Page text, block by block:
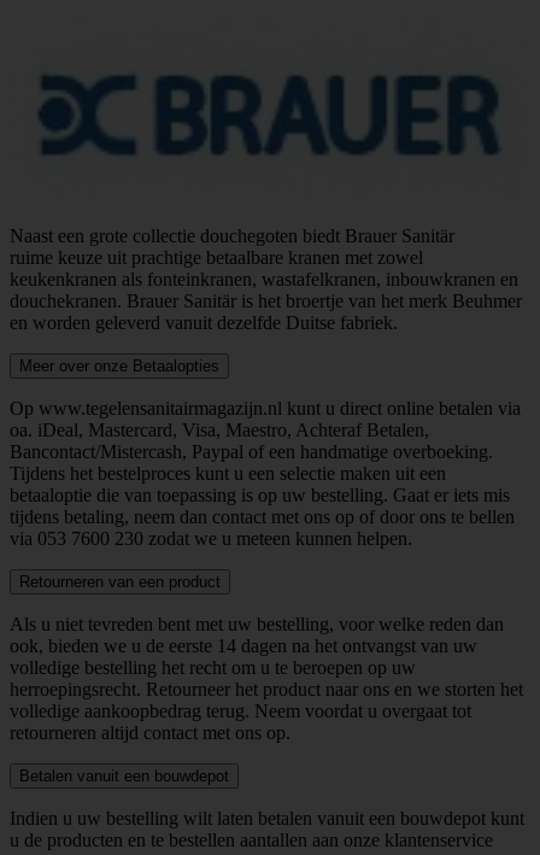
Naast een grote collectie douchegoten biedt Brauer Sanitär
ruime keuze uit prachtige betaalbare kranen met zowel
keukenkranen als fonteinkranen, wastafelkranen, inbouwkranen en
douchekranen. Brauer Sanitär is het broertje van het merk Beuhmer
en worden geleverd vanuit dezelfde Duitse fabriek.
Meer over onze Betaalopties
Op www.tegelensanitairmagazijn.nl kunt u direct online betalen via
oa. iDeal, Mastercard, Visa, Maestro, Achteraf Betalen,
Bancontact/Mistercash, Paypal of een handmatige overboeking.
Tijdens het bestelproces kunt u een selectie maken uit een
betaaloptie die van toepassing is op uw bestelling. Gaat er iets mis
tijdens betaling, neem dan contact met ons op of door ons te bellen
via 053 7600 230 zodat we u meteen kunnen helpen.
Retourneren van een product
Als u niet tevreden bent met uw bestelling, voor welke reden dan
ook, bieden we u de eerste 14 dagen na het ontvangst van uw
volledige bestelling het recht om u te beroepen op uw
herroepingsrecht. Retourneer het product naar ons en we storten het
volledige aankoopbedrag terug. Neem voordat u overgaat tot
retourneren altijd contact met ons op.
Betalen vanuit een bouwdepot
Indien u uw bestelling wilt laten betalen vanuit een bouwdepot kunt
u de producten en te bestellen aantallen aan onze klantenservice